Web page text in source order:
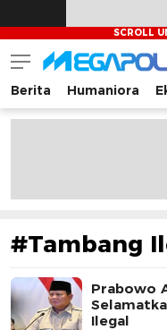
Megapolitan.co
Menyajikan
Berita Humaniora
#Tambang
Prabowo
Ilegal